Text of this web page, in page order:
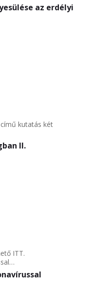
az erdélyi
II.
kutatás két
ITT.